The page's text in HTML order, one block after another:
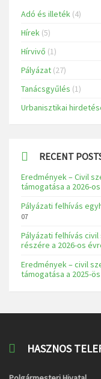
Adó és illeték (4)
Hírek (5)
Hírvivő (1)
Pályázat (27)
Tanácsgyűlés (1)
Urbanisztikai
RECENT
Eredmények – Civil
támogatása a 2026-
Pályázati felhívás
07
Pályázati felhívás
részére a 2026-os
Eredmények – civil
támogatása a 2025-
HASZNOS